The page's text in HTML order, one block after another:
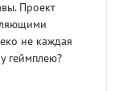
Проект
не каждая
геймплею?